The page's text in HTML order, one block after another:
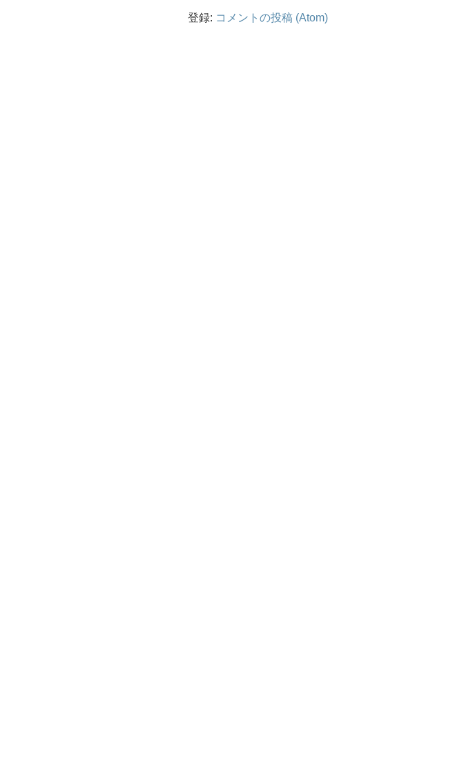
登録: コメントの投稿 (Atom)